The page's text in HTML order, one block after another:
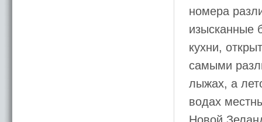
номера
изысканные
кухни,
самыми
лыжах, а
водах